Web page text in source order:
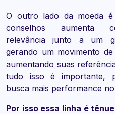
O outro lado da moeda
conselhos aumenta
relevância junto a um
gerando um movimento
aumentando suas
tudo isso é importante,
busca mais performance
Por isso essa linha é